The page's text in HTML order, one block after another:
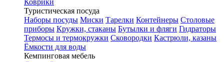
Коврики
Туристическая посуда
Наборы посуды Миски Тарелки Контейнеры Столовые
приборы Кружки, стаканы Бутылки и фляги Гидраторы
Термосы и термокружки Сковородки Кастрюли, казаны
Ёмкости для воды
Кемпинговая мебель